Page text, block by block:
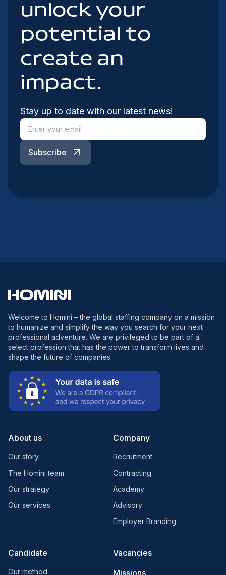
unlock your
potential to
create an
impact.
Stay up to date with our latest news!
Subscribe
Welcome to Homini – the global staffing company on a mission
to humanize and simplify the way you search for your next
professional adventure. We are privileged to be part of a
select profession that has the power to transform lives and
shape the future of companies.
About us
Our story
The Homini team
Our strategy
Our services
Company
Recruitment
Contracting
Academy
Advisory
Employer Branding
Candidate
Our method
Vacancies
Missions